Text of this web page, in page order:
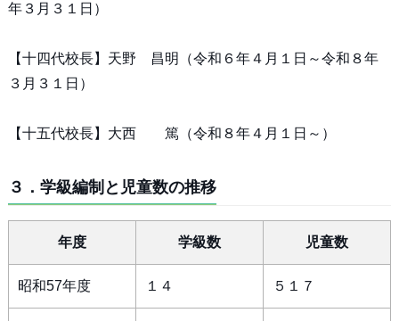
年３月３１日）
【十四代校長】天野 昌明（令和６年４月１日～令和８年
３月３１日）
【十五代校長】大西 篤（令和８年４月１日～）
３．学級編制と児童数の推移
年度 学級数 児童数
昭和57年度 １４ ５１７